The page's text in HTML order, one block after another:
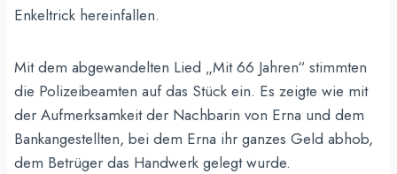
Enkeltrick hereinfallen.
Mit dem abgewandelten Lied „Mit 66 Jahren“ stimmten
die Polizeibeamten auf das Stück ein. Es zeigte wie mit
der Aufmerksamkeit der Nachbarin von Erna und dem
Bankangestellten, bei dem Erna ihr ganzes Geld abhob,
dem Betrüger das Handwerk gelegt wurde.